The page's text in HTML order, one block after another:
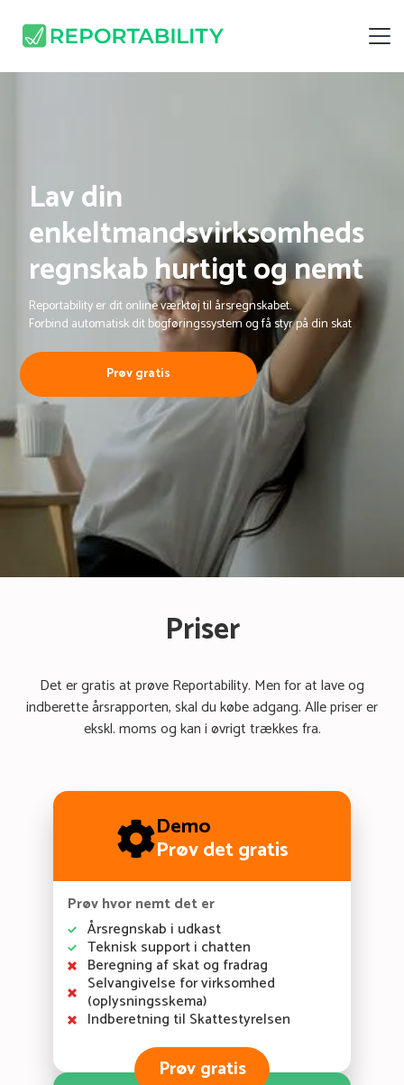
Lav din
enkeltmandsvirksomheds
regnskab hurtigt og nemt
Reportability er dit online værktøj til årsregnskabet.
Forbind automatisk dit bogføringssystem og få styr på din skat
Prøv gratis
Priser
Det er gratis at prøve Reportability. Men for at lave og
indberette årsrapporten, skal du købe adgang. Alle priser er
ekskl. moms og kan i øvrigt trækkes fra.
Demo
Prøv det gratis
Prøv hvor nemt det er
Årsregnskab i udkast
Teknisk support i chatten
Beregning af skat og fradrag
Selvangivelse for virksomhed
(oplysningsskema)
Indberetning til Skattestyrelsen
Prøv gratis